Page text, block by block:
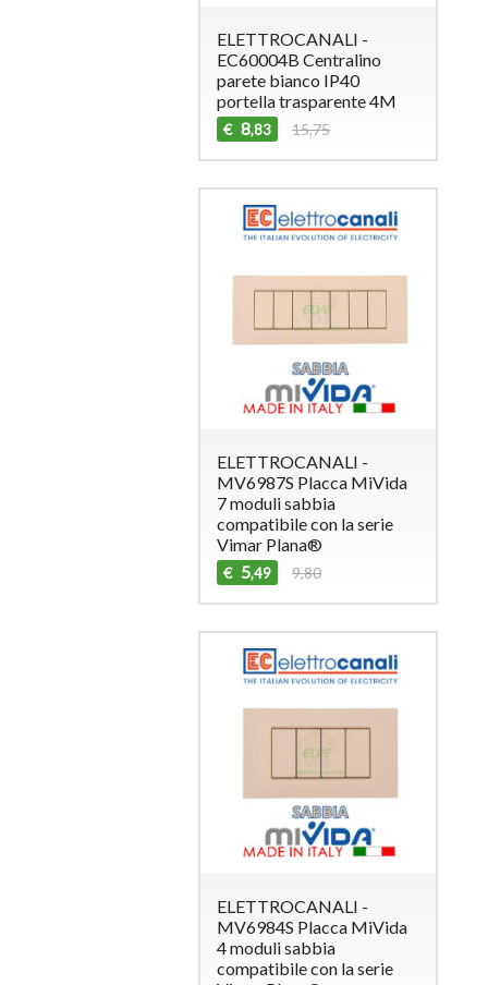
ELETTROCANALI -
EC60004B Centralino
parete bianco IP40
portella trasparente 4M
€ 8,83 15,75
ELETTROCANALI -
MV6987S Placca MiVida
7 moduli sabbia
compatibile con la serie
Vimar Plana®
€ 5,49 9,80
ELETTROCANALI -
MV6984S Placca MiVida
4 moduli sabbia
compatibile con la serie